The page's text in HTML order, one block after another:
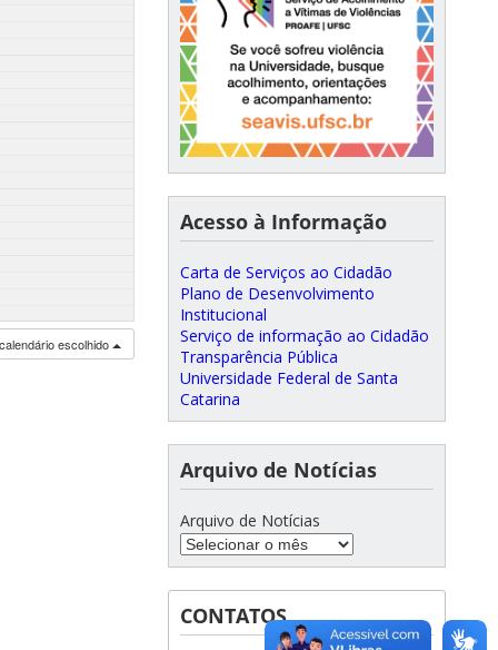
escolhido
Acesso à Informação
Carta de Serviços ao Cidadão
Plano de Desenvolvimento
Institucional
Serviço de informação ao Cidadão
Transparência Pública
Universidade Federal de Santa
Catarina
Arquivo de Notícias
Arquivo de Notícias
CONTATOS